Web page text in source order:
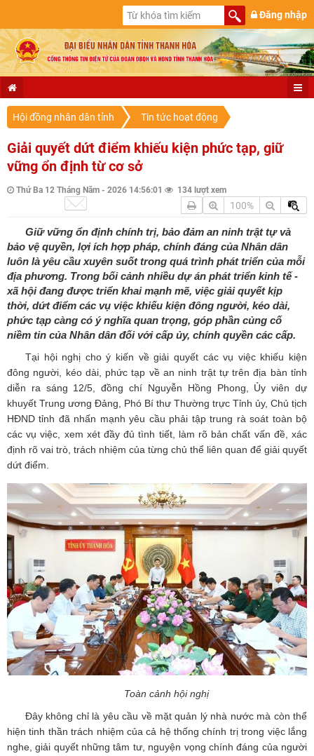
Đăng nhập
Hội đồng nhân dân tỉnh Tin tức hoạt động
Giải quyết dứt điểm khiếu kiện phức tạp, giữ
vững ổn định từ cơ sở
Thứ Ba 12 Tháng Năm - 2026 14:56:01 134 lượt xem
100%
Giữ vững ổn định chính trị, bảo đảm an ninh trật tự và
bảo vệ quyền, lợi ích hợp pháp, chính đáng của Nhân dân
luôn là yêu cầu xuyên suốt trong quá trình phát triển của mỗi
địa phương. Trong bối cảnh nhiều dự án phát triển kinh tế -
xã hội đang được triển khai mạnh mẽ, việc giải quyết kịp
thời, dứt điểm các vụ việc khiếu kiện đông người, kéo dài,
phức tạp càng có ý nghĩa quan trọng, góp phần củng cố
niềm tin của Nhân dân đối với cấp ủy, chính quyền các cấp.
Tại hội nghị cho ý kiến về giải quyết các vụ việc khiếu kiện
đông người, kéo dài, phức tạp về an ninh trật tự trên địa bàn tỉnh
diễn ra sáng 12/5, đồng chí Nguyễn Hồng Phong, Ủy viên dự
khuyết Trung ương Đảng, Phó Bí thư Thường trực Tỉnh ủy, Chủ tịch
HĐND tỉnh đã nhấn mạnh yêu cầu phải tập trung rà soát toàn bộ
các vụ việc, xem xét đầy đủ tình tiết, làm rõ bản chất vấn đề, xác
định rõ vai trò, trách nhiệm của từng chủ thể liên quan để giải quyết
dứt điểm.
Toàn cảnh hội nghị
Đây không chỉ là yêu cầu về mặt quản lý nhà nước mà còn thể
hiện tinh thần trách nhiệm của cả hệ thống chính trị trong việc lắng
nghe, giải quyết những tâm tư, nguyện vọng chính đáng của người